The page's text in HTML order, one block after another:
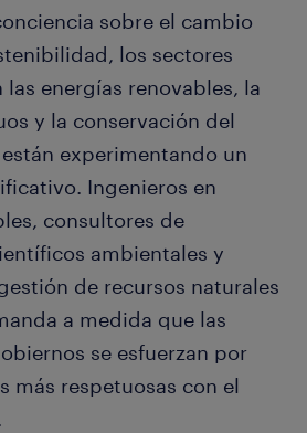
sobre el cambio
los sectores
energías renovables, la
y la conservación del
experimentando un
Ingenieros en
consultores de
ambientales y
de recursos naturales
a medida que las
se esfuerzan por
más respetuosas con el